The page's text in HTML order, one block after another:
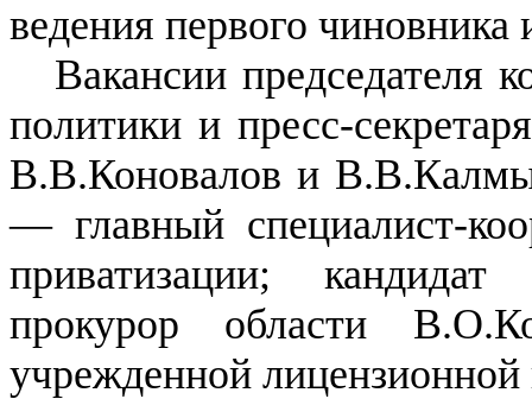
ведения первого чиновника
Вакансии председателя
политики и пресс-
В.В.Коновалов и
— главный специалист-
приватизации;
прокурор области
учрежденной лицензионной